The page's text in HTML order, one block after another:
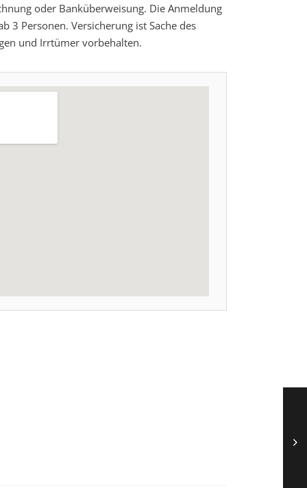
oder Banküberweisung. Die Anmeldung
3 Personen. Versicherung ist Sache des
und Irrtümer vorbehalten.